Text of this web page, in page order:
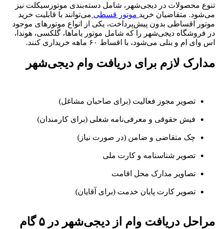
تنوع محصولات در دیجی‌شهر، شامل دسته‌بندی موتورسیکلت نیز
می‌شود. متقاضیان خرید موتور قسطی می‌توانند با قابلیت خرید
موتور اقساطی بدون پیش‌پرداخت، یکی از انواع موتورهای موجود
در فروشگاه دیجی‌شهر را که شامل موتور یاماها، گلکسی، هوندا،
اس وای ام و بنلی می‌شود، با اقساط ۶۰ ماهه خریداری کنند.
مدارک لازم برای دریافت وام دیجی‌شهر
تصویر مجوز فعالیت (برای صاحبان مشاغل)
فیش حقوقی و معرفی‌نامه شغلی (برای کارمندان)
چک متقاضی و ضامن (در صورت نیاز)
تصویر شناسنامه و کارت ملی
تصاویر مدارک محل اقامت
تصویر کارت پایان خدمت (برای آقایان)
مراحل دریافت وام از دیجی‌شهر در ۵ گام